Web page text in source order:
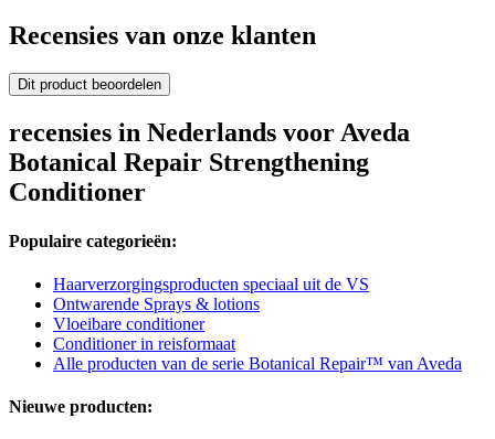
Recensies van onze klanten
Dit product beoordelen
recensies in Nederlands voor Aveda
Botanical Repair Strengthening
Conditioner
Populaire categorieën:
Haarverzorgingsproducten speciaal uit de VS
Ontwarende Sprays & lotions
Vloeibare conditioner
Conditioner in reisformaat
Alle producten van de serie Botanical Repair™ van Aveda
Nieuwe producten: